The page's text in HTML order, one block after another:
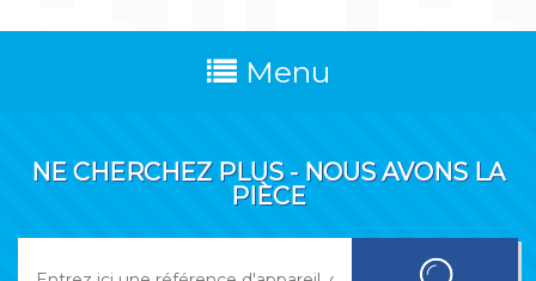
Menu
NE CHERCHEZ PLUS - NOUS AVONS LA
PIÈCE